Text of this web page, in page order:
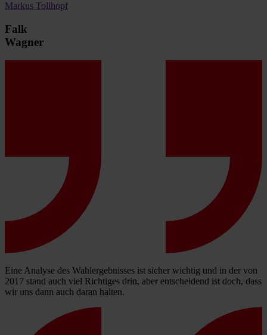
Markus Tollhopf
Falk
Wagner
Eine Analyse des Wahlergebnisses ist sicher wichtig und in der von
2017 stand auch viel Richtiges drin, aber entscheidend ist doch, dass
wir uns dann auch daran halten.